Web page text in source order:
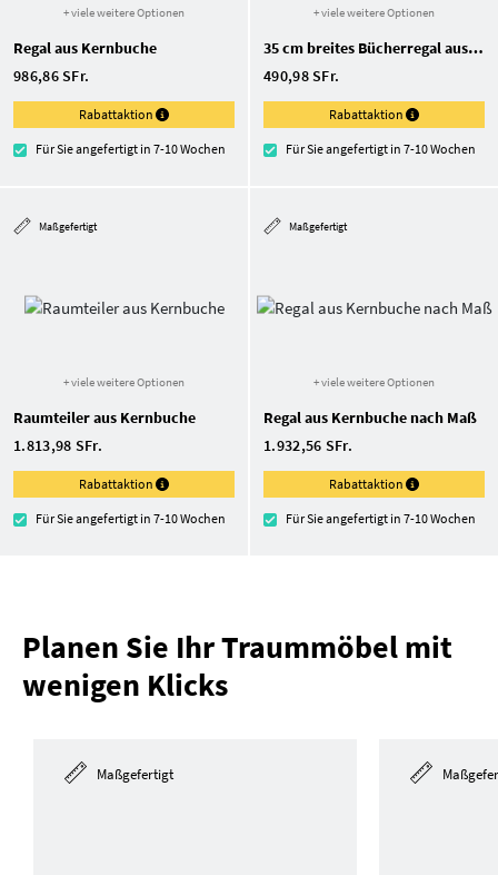
+ viele weitere Optionen
Regal aus Kernbuche
986,86 SFr.
Rabattaktion
Für Sie angefertigt in 7-10 Wochen
+ viele weitere Optionen
35 cm breites Bücherregal aus Kernbuche
490,98 SFr.
Rabattaktion
Für Sie angefertigt in 7-10 Wochen
Maßgefertigt
+ viele weitere Optionen
Raumteiler aus Kernbuche
1.813,98 SFr.
Rabattaktion
Für Sie angefertigt in 7-10 Wochen
Maßgefertigt
+ viele weitere Optionen
Regal aus Kernbuche nach Maß
1.932,56 SFr.
Rabattaktion
Für Sie angefertigt in 7-10 Wochen
Planen Sie Ihr Traummöbel mit
wenigen Klicks
Maßgefertigt